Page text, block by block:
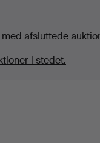
afsluttede
i stedet.